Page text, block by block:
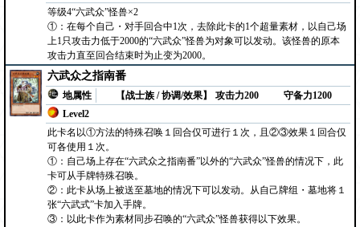
等级4“六武众”怪兽×2
①：在每个自己・对手回合中1次，去除此卡的1个超量素材，以自己场
上1只攻击力低于2000的“六武众”怪兽为对象可以发动。该怪兽的原本
攻击力直至回合结束时为止变为2000。
六武众之指南番
地属性
【战士族 / 协调/效果】
Level2
攻击力200 守备力1200
此卡名以①方法的特殊召唤１回合仅可进行１次，且②③效果１回合仅
可各使用１次。
①：自己场上存在“六武众之指南番”以外的“六武众”怪兽的情况下，此
卡可从手牌特殊召唤。
②：此卡从场上被送至墓地的情况下可以发动。从自己牌组・墓地将１
张“六武式”卡加入手牌。
③：以此卡作为素材同步召唤的“六武众”怪兽获得以下效果。